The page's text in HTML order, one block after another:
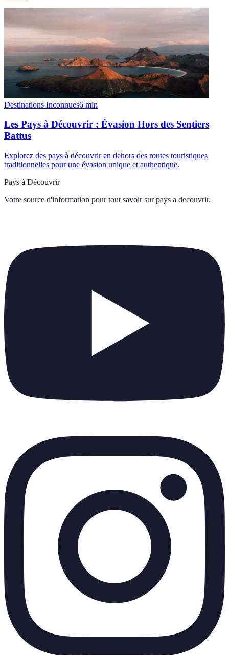
Destinations Inconnues6 min
Les Pays à Découvrir : Évasion Hors des Sentiers
Battus
Explorez des pays à découvrir en dehors des routes touristiques
traditionnelles pour une évasion unique et authentique.
Pays à Découvrir
Votre source d'information pour tout savoir sur pays a decouvrir.